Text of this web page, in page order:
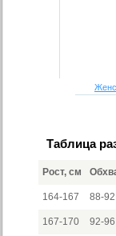
Таблица
Рост, см
164-167 88-92
167-170 92-96